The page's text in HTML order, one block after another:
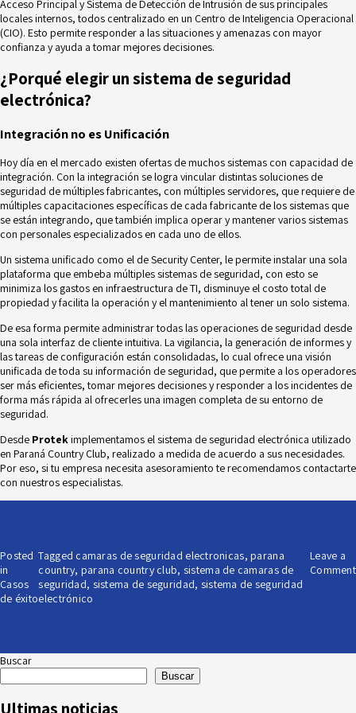
Acceso Principal y Sistema de Detección de Intrusión de sus principales
locales internos, todos centralizado en un Centro de Inteligencia Operacional
(CIO). Esto permite responder a las situaciones y amenazas con mayor
confianza y ayuda a tomar mejores decisiones.
¿Porqué elegir un sistema de seguridad
electrónica?
Integración no es Unificación
Hoy día en el mercado existen ofertas de muchos sistemas con capacidad de
integración. Con la integración se logra vincular distintas soluciones de
seguridad de múltiples fabricantes, con múltiples servidores, que requiere de
múltiples capacitaciones específicas de cada fabricante de los sistemas que
se están integrando, que también implica operar y mantener varios sistemas
con personales especializados en cada uno de ellos.
Un sistema unificado como el de Security Center, le permite instalar una sola
plataforma que embeba múltiples sistemas de seguridad, con esto se
minimiza los gastos en infraestructura de TI, disminuye el costo total de
propiedad y facilita la operación y el mantenimiento al tener un solo sistema.
De esa forma permite administrar todas las operaciones de seguridad desde
una sola interfaz de cliente intuitiva. La vigilancia, la generación de informes y
las tareas de configuración están consolidadas, lo cual ofrece una visión
unificada de toda su información de seguridad, que permite a los operadores
ser más eficientes, tomar mejores decisiones y responder a los incidentes de
forma más rápida al ofrecerles una imagen completa de su entorno de
seguridad.
Desde Protekimplementamos el sistema de seguridad electrónica utilizado
en Paraná Country Club, realizado a medida de acuerdo a sus necesidades.
Por eso, si tu empresa necesita asesoramiento te recomendamos contactarte
con nuestros especialistas.
Posted
in
Casos
de éxito
Tagged camaras de seguridad electronicas,parana
country, parana country club, sistema de camaras de
seguridad, sistema de seguridad, sistema de seguridad
electrónico
Leave a
Comment
Buscar
Buscar